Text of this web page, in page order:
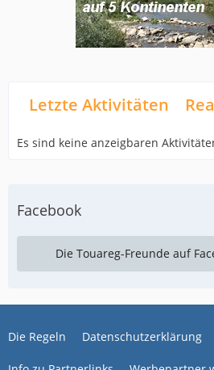
Letzte Aktivitäten
Es sind keine anzeigbaren
Facebook
Die Touareg-Freunde auf
Die Regeln Datenschutzerklärung